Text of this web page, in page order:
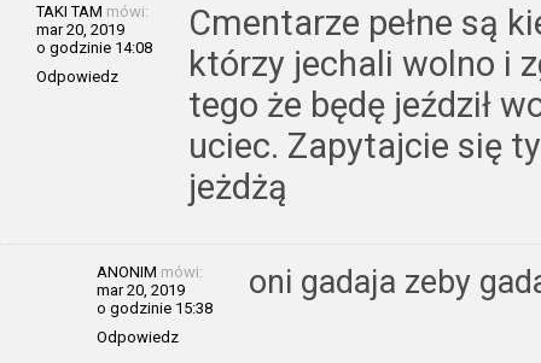
TAKI TAM mówi:
mar 20, 2019
o godzinie 14:08
Odpowiedz
Cmentarze pełne są
którzy jechali wolno i
tego że będę jeździł
uciec. Zapytajcie się
jeżdżą
ANONIM mówi:
mar 20, 2019
o godzinie 15:38
Odpowiedz
oni gadaja zeby